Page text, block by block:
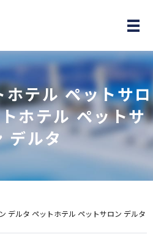
メ
ホテル ペットサロ
ホテル ペットサ
デルタ
デルタ ペットホテル ペットサロン デルタ